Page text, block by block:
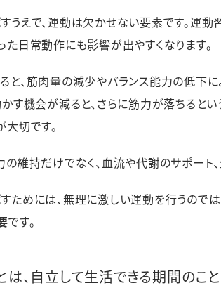
えで、運動は欠かせない要素です。運動
た日常動作にも影響が出やすくなります。
と、筋肉量の減少やバランス能力の低下
かす機会が減ると、さらに筋力が落ちると
切です。
の維持だけでなく、血流や代謝のサポート
ためには、無理に激しい運動を行うのでは
です。
、自立して生活できる期間のこと